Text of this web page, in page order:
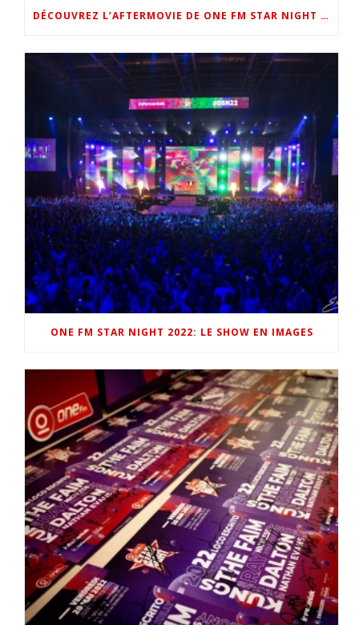
DÉCOUVREZ L’AFTERMOVIE DE ONE FM STAR NIGHT 2022 !
ONE FM STAR NIGHT 2022: LE SHOW EN IMAGES